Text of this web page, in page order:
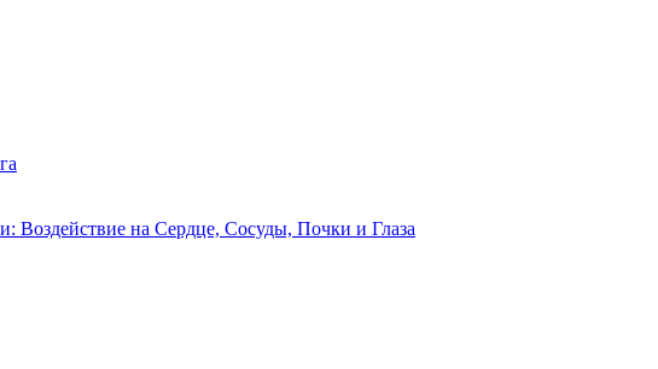
Воздействие на Сердце, Сосуды, Почки и Глаза